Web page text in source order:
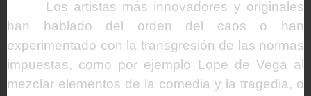
Los artistas más innovadores y originales
han hablado del orden del caos o han
experimentado con la transgresión de las normas
impuestas, como por ejemplo Lope de Vega al
mezclar elementos de la comedia y la tragedia, o